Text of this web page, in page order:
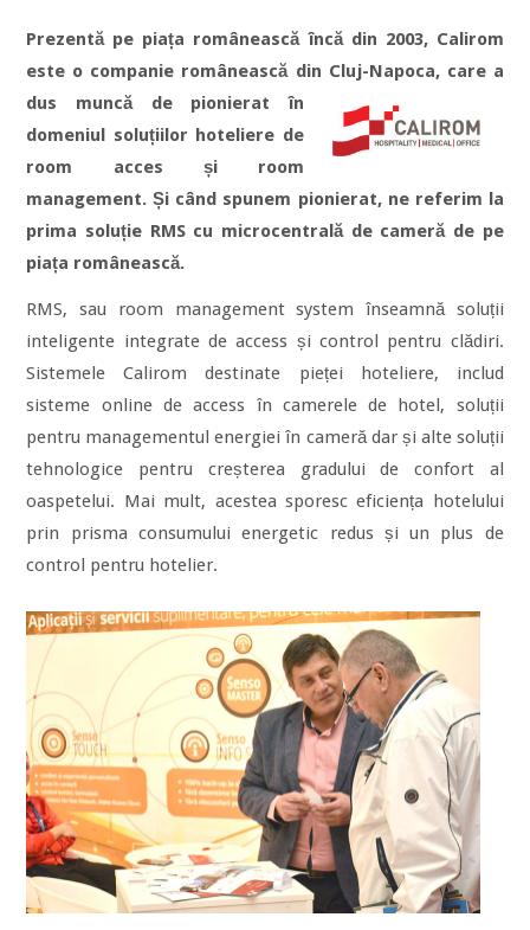
Prezentă pe piața românească încă din 2003, Calirom
este o companie românească din Cluj-Napoca,care a
dus muncă de pionierat în
domeniul soluțiilor hoteliere de
room acces și room
management. Și când spunem pionierat, ne referim la
prima soluție RMS cu microcentrală de cameră de pe
piața românească.
RMS, sau room management system înseamnă soluții
inteligente integrate de access și control pentru clădiri.
Sistemele Calirom destinate pieței hoteliere, includ
sisteme online de access în camerele de hotel, soluții
pentru managementul energiei în cameră dar și alte soluții
tehnologice pentru creșterea gradului de confort al
oaspetelui. Mai mult, acestea sporesc eficiența hotelului
prin prisma consumului energetic redus și un plus de
control pentru hotelier.